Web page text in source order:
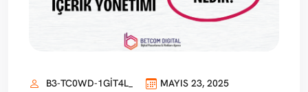
B3-TC0WD-1GIT4L_
MAYIS 23, 2025